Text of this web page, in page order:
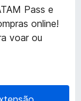
Pass e
online!
voar ou